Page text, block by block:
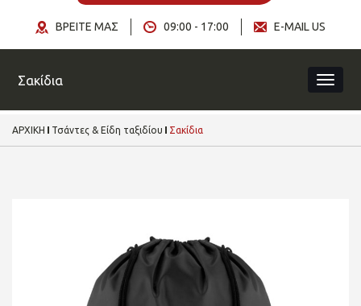
E-MAIL US
09:00 - 17:00
ΒΡΕΙΤΕ ΜΑΣ
Σακίδια
ΑΡΧΙΚΗ Τσάντες & Είδη ταξιδίου Σακίδια